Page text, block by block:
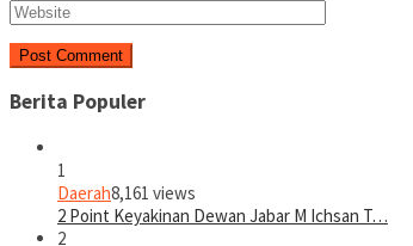
Berita Populer
1
Daerah8,161 views
2 Point Keyakinan Dewan Jabar M Ichsan T…
2